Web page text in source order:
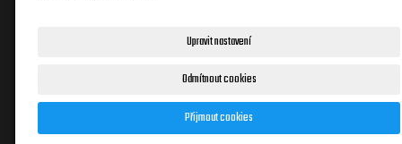
© 2024Jan Karšňák|Matěj Solucev- správce
Upravit nastavení
Odmítnout cookies
Přijmout cookies